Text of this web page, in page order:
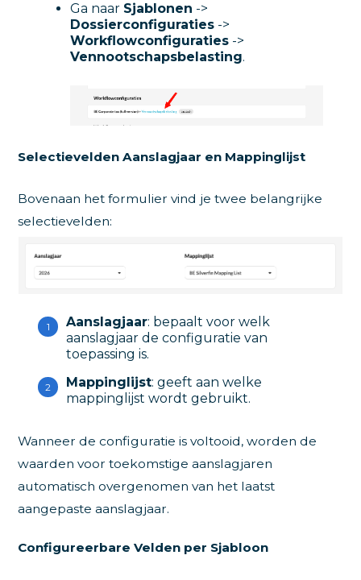
Ga naar Sjablonen ->
Dossierconfiguraties ->
Workflowconfiguraties ->
Vennootschapsbelasting.
Selectievelden Aanslagjaar en Mappinglijst
Bovenaan het formulier vind je twee belangrijke
selectievelden:
Aanslagjaar: bepaalt voor welk
aanslagjaar de configuratie van
toepassing is.
Mappinglijst: geeft aan welke
mappinglijst wordt gebruikt.
Wanneer de configuratie is voltooid, worden de
waarden voor toekomstige aanslagjaren
automatisch overgenomen van het laatst
aangepaste aanslagjaar.
Configureerbare Velden per Sjabloon